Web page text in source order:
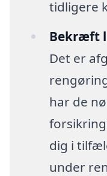
tidligere
Bekræft
Det er
har de
dig i
under